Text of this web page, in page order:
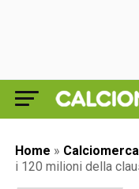
Home »
i 120 milioni della